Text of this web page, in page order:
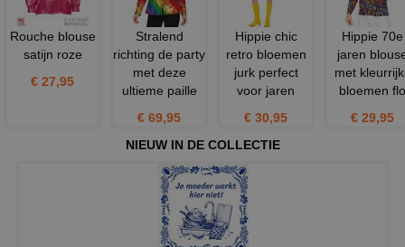
Rouche blouse
satijn roze
€ 27,95
Stralend
richting de party
met deze
ultieme paille
€ 69,95
Hippie chic
retro bloemen
jurk perfect
voor jaren
€ 30,95
Hippie 70e
jaren
met
bloemen flo
€ 29,95
NIEUW IN DE COLLECTIE